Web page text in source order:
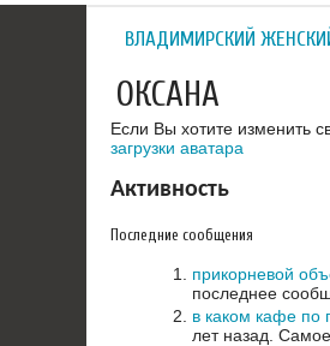
ВЛАДИМИРСКИЙ
ОКСАНА
Если Вы хотите изменить
загрузки аватара
Активность
Последние сообщения
прикорневой
последнее
в каком кафе по
лет назад.